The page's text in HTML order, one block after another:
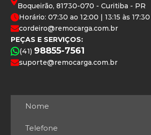
Boqueirão, 81730-070 - Curitiba - PR
Horário: 07:30 ao 12:00 | 13:15 às 17:30
cordeiro@remocarga.com.br
PEÇAS E SERVIÇOS:
(41) 98855-7561
suporte@remocarga.com.br